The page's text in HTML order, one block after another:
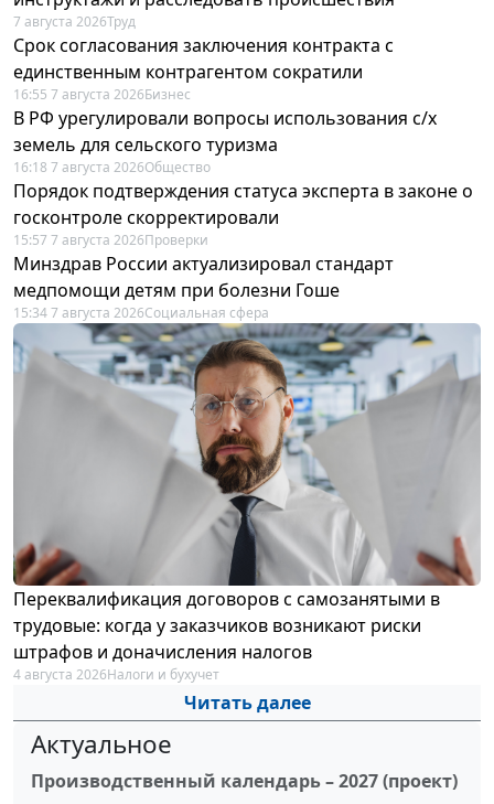
7 августа 2026Труд
Срок согласования заключения контракта с
единственным контрагентом сократили
16:55 7 августа 2026Бизнес
В РФ урегулировали вопросы использования с/х
земель для сельского туризма
16:18 7 августа 2026Общество
Порядок подтверждения статуса эксперта в законе о
госконтроле скорректировали
15:57 7 августа 2026Проверки
Минздрав России актуализировал стандарт
медпомощи детям при болезни Гоше
15:34 7 августа 2026Социальная сфера
Переквалификация договоров с самозанятыми в
трудовые: когда у заказчиков возникают риски
штрафов и доначисления налогов
4 августа 2026Налоги и бухучет
Читать далее
Актуальное
Производственный календарь – 2027 (проект)